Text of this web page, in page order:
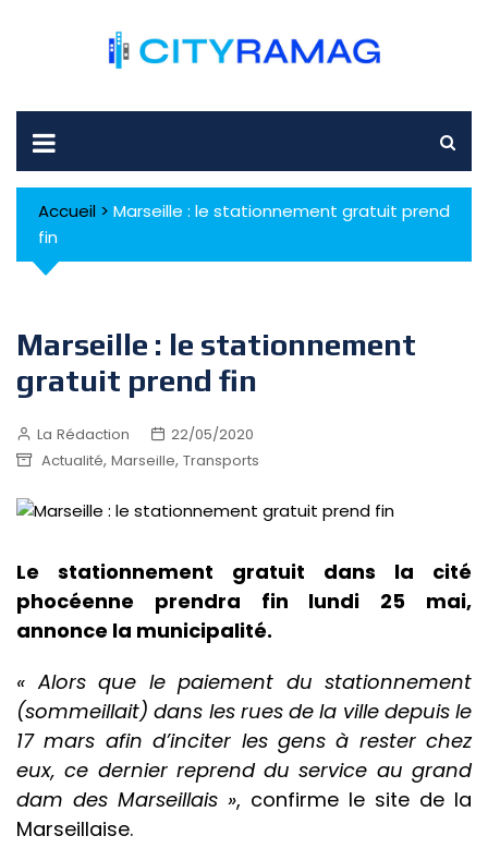
Accueil > Marseille : le stationnement gratuit prend
fin
Marseille : le stationnement
gratuit prend fin
La Rédaction
22/05/2020
Actualité, Marseille, Transports
Le stationnement gratuit dans la cité
phocéenne prendra fin lundi 25 mai,
annonce la municipalité.
« Alors que le paiement du stationnement
(sommeillait) dans les rues de la ville depuis le
17 mars afin d’inciter les gens à rester chez
eux, ce dernier reprend du service au grand
dam des Marseillais », confirme le site de la
Marseillaise.